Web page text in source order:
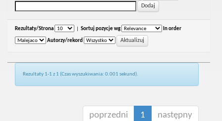
Rezultaty/Strona Sortuj pozycje wg In order
Autorzy/rekord
Rezultaty 1-1 z 1 (Czas wyszukiwania: 0.001 sekund).
poprzedni 1 następny